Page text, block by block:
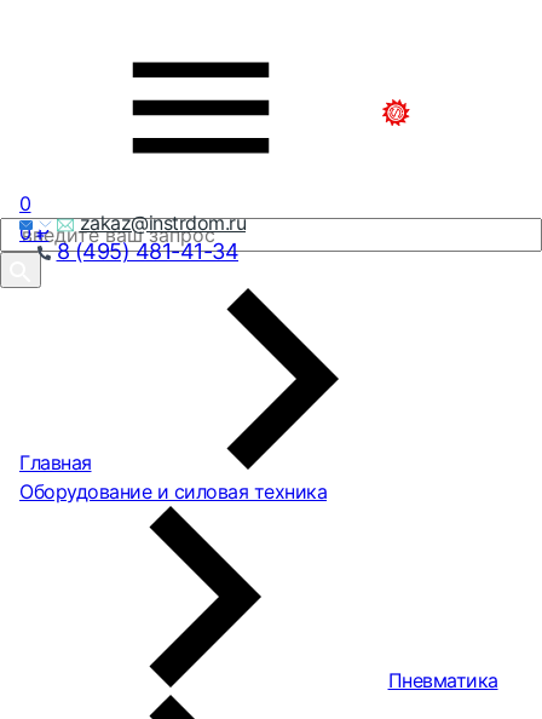
zakaz@instrdom.ru
8 (495) 481-41-34
0
0₽
Главная
Оборудование и силовая техника
Пневматика